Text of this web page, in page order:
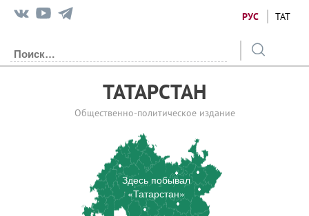
РУС ТАТ
ТАТАРСТАН
Общественно-политическое издание
Здесь побывал
«Татарстан»